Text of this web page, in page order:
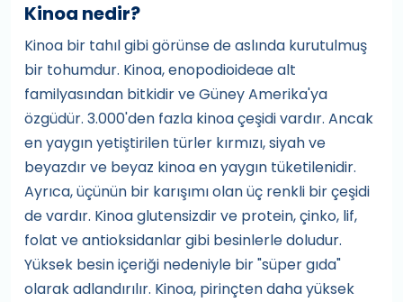
Kinoa nedir?
Kinoa bir tahıl gibi görünse de aslında kurutulmuş
bir tohumdur. Kinoa, enopodioideae alt
familyasından bitkidir ve Güney Amerika'ya
özgüdür. 3.000'den fazla kinoa çeşidi vardır. Ancak
en yaygın yetiştirilen türler kırmızı, siyah ve
beyazdır ve beyaz kinoa en yaygın tüketilenidir.
Ayrıca, üçünün bir karışımı olan üç renkli bir çeşidi
de vardır. Kinoa glutensizdir ve protein, çinko, lif,
folat ve antioksidanlar gibi besinlerle doludur.
Yüksek besin içeriği nedeniyle bir "süper gıda"
olarak adlandırılır. Kinoa, pirinçten daha yüksek